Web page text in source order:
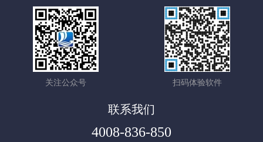
关注公众号 扫码体验软件
联系我们
4008-836-850